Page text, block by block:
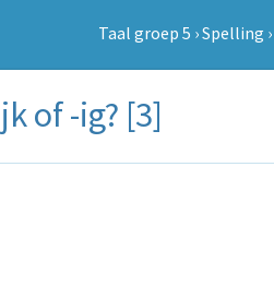
Taal groep 5 ›Spelling ›
of -ig? [3]